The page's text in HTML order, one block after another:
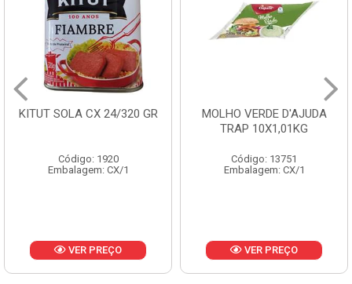
MOLHO VERDE D'AJUDA
Código: 13751
Embalagem: CX/1
VER PREÇO
FRUTAS CRISTALIZADAS
CX 10KG
Código: 1785
Embalagem: KG/10
VER PREÇO